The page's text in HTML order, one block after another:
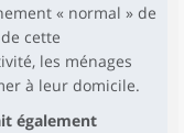
« normal » de
cette
les ménages
à leur domicile.
également